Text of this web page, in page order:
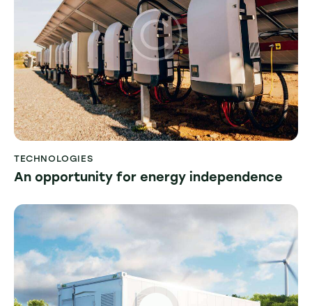
TECHNOLOGIES
An opportunity for energy independence